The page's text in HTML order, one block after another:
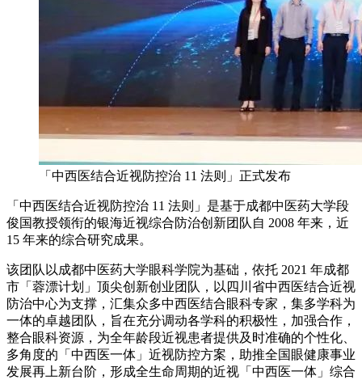
「中西医结合近视防控治 11 法则」正式发布
「中西医结合近视防控治 11 法则」是基于成都中医药大学段
俊国教授领衔的银海近视综合防治创新团队自 2008 年来，近
15 年来的综合研究成果。
该团队以成都中医药大学眼科学院为基础，依托 2021 年成都
市「蓉漂计划」顶尖创新创业团队，以四川省中西医结合近视
防治中心为支撑，汇集众多中西医结合眼科专家，集多学科为
一体的卓越团队，旨在充分调动各学科的积极性，加强合作，
整合眼科资源，为全年龄段近视患者提供及时准确的个性化、
多角度的「中西医一体」近视防控方案，助推全国眼健康事业
发展再上新台阶，形成全生命周期的近视「中西医一体」综合